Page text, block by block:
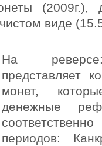
(2009г.),
виде
На
представляет
монет,
денежные
периодов: